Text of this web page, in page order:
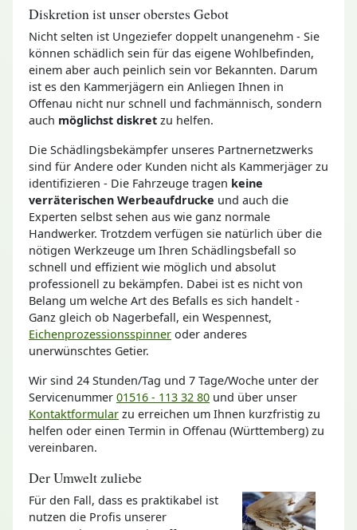
Diskretion ist unser oberstes Gebot
Nicht selten ist Ungeziefer doppelt unangenehm - Sie
können schädlich sein für das eigene Wohlbefinden,
einem aber auch peinlich sein vor Bekannten. Darum
ist es den Kammerjägern ein Anliegen Ihnen in
Offenau nicht nur schnell und fachmännisch, sondern
auch möglichst diskret zu helfen.
Die Schädlingsbekämpfer unseres Partnernetzwerks
sind für Andere oder Kunden nicht als Kammerjäger zu
identifizieren - Die Fahrzeuge tragen keine
verräterischen Werbeaufdrucke und auch die
Experten selbst sehen aus wie ganz normale
Handwerker. Trotzdem verfügen sie natürlich über die
nötigen Werkzeuge um Ihren Schädlingsbefall so
schnell und effizient wie möglich und absolut
professionell zu bekämpfen. Dabei ist es nicht von
Belang um welche Art des Befalls es sich handelt -
Ganz gleich ob Nagerbefall, ein Wespennest,
Eichenprozessionsspinner oder anderes
unerwünschtes Getier.
Wir sind 24 Stunden/Tag und 7 Tage/Woche unter der
Servicenummer 01516 - 113 32 80 und über unser
Kontaktformular zu erreichen um Ihnen kurzfristig zu
helfen oder einen Termin in Offenau (Württemberg) zu
vereinbaren.
Der Umwelt zuliebe
Für den Fall, dass es praktikabel ist
nutzen die Profis unserer